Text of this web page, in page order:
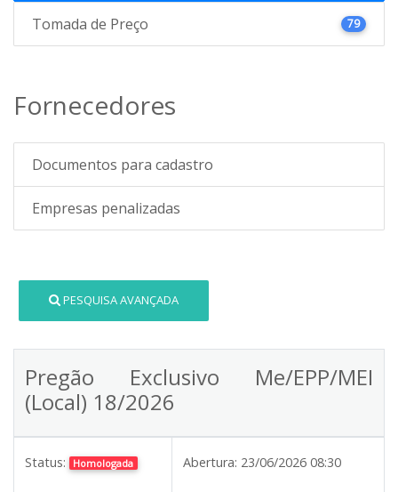
Tomada de Preço 79
Fornecedores
Documentos para cadastro
Empresas penalizadas
PESQUISA AVANÇADA
Pregão Exclusivo Me/EPP/MEI
(Local) 18/2026
Status: Homologada Abertura: 23/06/2026 08:30